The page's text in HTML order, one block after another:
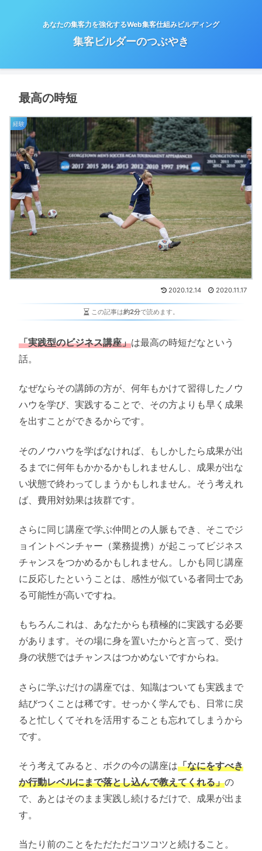
あなたの集客力を強化するWeb集客仕組みビルディング
集客ビルダーのつぶやき
最高の時短
経験
2020.12.14 2020.11.17
この記事は約2分で読めます。
「実践型のビジネス講座」は最高の時短だなという
話。
なぜならその講師の方が、何年もかけて習得したノウ
ハウを学び、実践することで、その方よりも早く成果
を出すことができるからです。
そのノウハウを学ばなければ、もしかしたら成果が出
るまでに何年もかかるかもしれませんし、成果が出な
い状態で終わってしまうかもしれません。そう考えれ
ば、費用対効果は抜群です。
さらに同じ講座で学ぶ仲間との人脈もでき、そこでジ
ョイントベンチャー（業務提携）が起こってビジネス
チャンスをつかめるかもしれません。しかも同じ講座
に反応したということは、感性が似ている者同士であ
る可能性が高いですね。
もちろんこれは、あなたからも積極的に実践する必要
があります。その場に身を置いたからと言って、受け
身の状態ではチャンスはつかめないですからね。
さらに学ぶだけの講座では、知識はついても実践まで
結びつくことは稀です。せっかく学んでも、日常に戻
ると忙しくてそれを活用することも忘れてしまうから
です。
そう考えてみると、ボクの今の講座は「なにをすべき
か行動レベルにまで落とし込んで教えてくれる」の
で、あとはそのまま実践し続けるだけで、成果が出ま
す。
当たり前のことをただただコツコツと続けること。